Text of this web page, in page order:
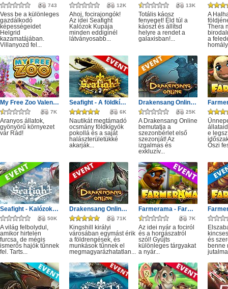
743
Vess be a különleges
gazdálkodó
képességeidet
Helgrid
kazamatájában.
Villanyozd fel...
12K
Ahoj, focirajongók!
Az idei Seafight
Kalózok Kupája
minden eddiginél
látványosabb...
13K
Totális káosz
fenyeget! Éld túl a
káoszt és állítsd
helyre a rendet a
galaxisban!...
A
Thera
a
My Free Zoo Valentin nap
7K
Aranyos állatok,
gyönyörű környezet
vár Rád!
Seafight - A földkígyó éve
6K
Nautikát megtámadó
ocsmány földkígyók
pokollá és a saját
halászterületükké
akarják...
Drakensang Online - Első szezon
25K
A Drakensang Online
bemutatja a
szezonbérlet első
szezonját! Az
izgalmas és
exkluzív...
e
Őszi
Seafight - Kalózok Kupájának hagyatéka
50K
A világ felbolydul,
amikor hirtelen
furcsa, de mégis
ismerős hajók tűnnek
fel. Tarts...
Drakensang Online - Kingshill férges csatornái
71K
Kingshill királyi
városában egymást érik
a földrengések, és
munkások tűnnek el
megmagyarázhatatlan...
Farmerama - Farmkupa
7K
Az idei nyár a fociról
és a horgászatról
szól! Gyűjts
különleges tárgyakat
a nyár...
és
benne